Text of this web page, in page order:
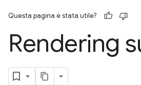
Questa pagina è stata utile?
Rendering